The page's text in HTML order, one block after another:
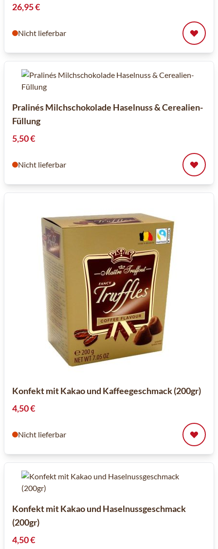
26,95 €
Nicht lieferbar
Pralinés Milchschokolade Haselnuss & Cerealien-
Füllung
5,50 €
Nicht lieferbar
Konfekt mit Kakao und Kaffeegeschmack (200gr)
4,50 €
Nicht lieferbar
Konfekt mit Kakao und Haselnussgeschmack
(200gr)
4,50 €